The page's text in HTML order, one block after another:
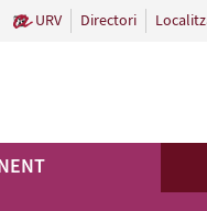
URV Directori